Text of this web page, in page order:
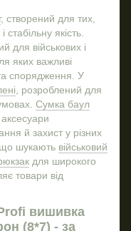
, створений для тих,
стабільну якість.
для військових і
яких важливі
та спорядження. У
, розроблений для
Сумка баул
й захист у різних
що шукають військовий
для широкого
товари від
вишивка
(8*7) - за